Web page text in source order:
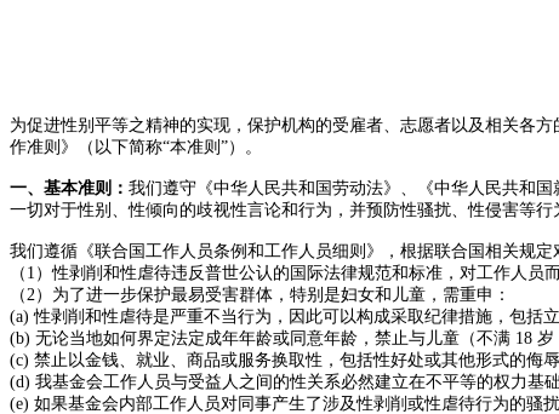
为促进性别平等之精神的实现，保护机构的受雇者、志愿者以及相关各
作准则》（以下简称“本准则”）。
一、基本准则： 我们遵守《中华人民共和国劳动法》、《中华人民共和
一切对于性别、性倾向的歧视性言论和行为，并预防性骚扰、性侵害等行
我们遵循《联合国工作人员条例和工作人员细则》，根据联合国相关规
（1）性剥削和性虐待违反普世公认的国际法律规范和标准，对工作人
（2）为了进一步保护最易受害群体，特别是妇女和儿童，需重申：
(a) 性剥削和性虐待是严重不当行为，因此可以构成采取纪律措施，包括
(b) 无论当地如何界定法定成年年龄或同意年龄，禁止与儿童（不满 18
(c) 禁止以金钱、就业、商品或服务换取性，包括性好处或其他形式的侮
(d) 我基金会工作人员与受益人之间的性关系必然建立在不平等的权力基
(e) 如果基金会内部工作人员对同事产生了涉及性剥削或性虐待行为的骚